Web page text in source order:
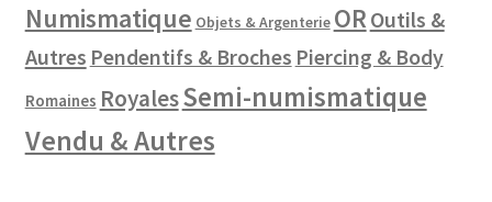
Numismatique Objets & Argenterie OR Outils &
Autres Pendentifs & Broches Piercing & Body
Romaines RoyalesSemi-numismatique
Vendu & Autres